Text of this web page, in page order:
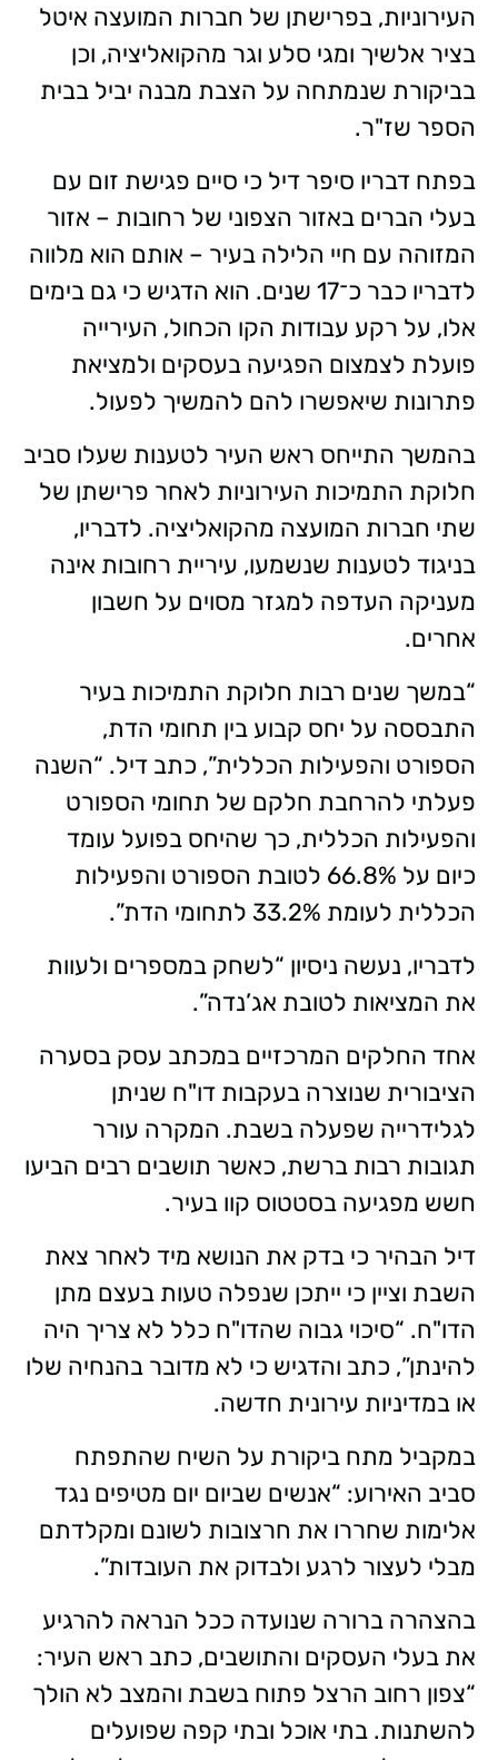
העירוניות, בפרישתן של חברות המועצה איטל
בציר אלשיך ומגי סלע וגר מהקואליציה, וכן
בביקורת שנמתחה על הצבת מבנה יביל בבית
הספר שז"ר.
בפתח דבריו סיפר דיל כי סיים פגישת זום עם
בעלי הברים באזור הצפוני של רחובות – אזור
המזוהה עם חיי הלילה בעיר – אותם הוא מלווה
לדבריו כבר כ־17 שנים. הוא הדגיש כי גם בימים
אלו, על רקע עבודות הקו הכחול, העירייה
פועלת לצמצום הפגיעה בעסקים ולמציאת
פתרונות שיאפשרו להם להמשיך לפעול.
בהמשך התייחס ראש העיר לטענות שעלו סביב
חלוקת התמיכות העירוניות לאחר פרישתן של
שתי חברות המועצה מהקואליציה. לדבריו,
בניגוד לטענות שנשמעו, עיריית רחובות אינה
מעניקה העדפה למגזר מסוים על חשבון
אחרים.
“במשך שנים רבות חלוקת התמיכות בעיר
התבססה על יחס קבוע בין תחומי הדת,
הספורט והפעילות הכללית”, כתב דיל. “השנה
פעלתי להרחבת חלקם של תחומי הספורט
והפעילות הכללית, כך שהיחס בפועל עומד
כיום על 66.8% לטובת הספורט והפעילות
הכללית לעומת 33.2% לתחומי הדת”.
לדבריו, נעשה ניסיון “לשחק במספרים ולעוות
את המציאות לטובת אג’נדה”.
אחד החלקים המרכזיים במכתב עסק בסערה
הציבורית שנוצרה בעקבות דו"ח שניתן
לגלידרייה שפעלה בשבת. המקרה עורר
תגובות רבות ברשת, כאשר תושבים רבים הביעו
חשש מפגיעה בסטטוס קוו בעיר.
דיל הבהיר כי בדק את הנושא מיד לאחר צאת
השבת וציין כי ייתכן שנפלה טעות בעצם מתן
הדו"ח. “סיכוי גבוה שהדו"ח כלל לא צריך היה
להינתן”, כתב והדגיש כי לא מדובר בהנחיה שלו
או במדיניות עירונית חדשה.
במקביל מתח ביקורת על השיח שהתפתח
סביב האירוע: “אנשים שביום יום מטיפים נגד
אלימות שחררו את חרצובות לשונם ומקלדתם
מבלי לעצור לרגע ולבדוק את העובדות”.
בהצהרה ברורה שנועדה ככל הנראה להרגיע
את בעלי העסקים והתושבים, כתב ראש העיר:
“צפון רחוב הרצל פתוח בשבת והמצב לא הולך
להשתנות. בתי אוכל ובתי קפה שפועלים